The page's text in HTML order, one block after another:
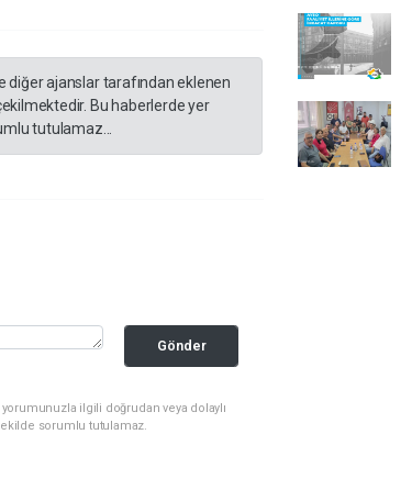
diğer ajanslar tarafından eklenen
Bu haberlerde yer
tutulamaz...
Gönder
ilgili doğrudan veya dolaylı
sorumlu tutulamaz.